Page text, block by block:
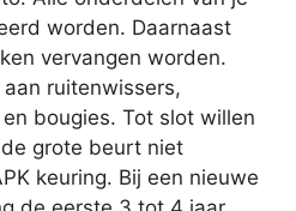
worden. Daarnaast
vervangen worden.
ruitenwissers,
bougies. Tot slot willen
grote beurt niet
keuring. Bij een nieuwe